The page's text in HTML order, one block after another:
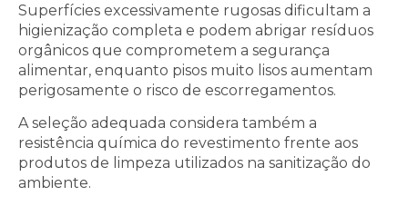
Superfícies excessivamente rugosas dificultam a
higienização completa e podem abrigar resíduos
orgânicos que comprometem a segurança
alimentar, enquanto pisos muito lisos aumentam
perigosamente o risco de escorregamentos.
A seleção adequada considera também a
resistência química do revestimento frente aos
produtos de limpeza utilizados na sanitização do
ambiente.